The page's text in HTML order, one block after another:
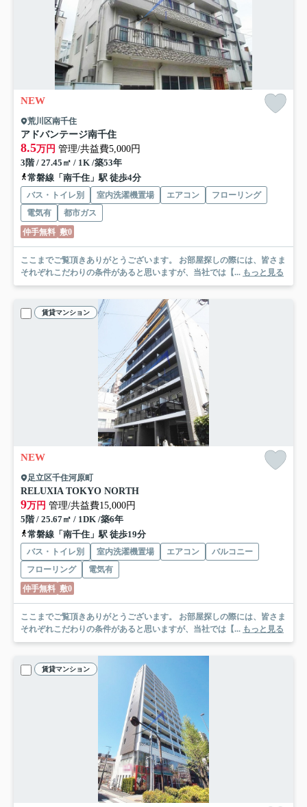
NEW
荒川区南千住
アドバンテージ南千住
8.5万円 管理/共益費5,000円
3階 / 27.45㎡ / 1K /築53年
常磐線「南千住」駅 徒歩4分
バス・トイレ別 室内洗濯機置場 エアコン
フローリング
電気有
都市ガス
仲手無料 敷0
ここまでご覧頂きありがとうございます。 お部屋探しの際には、皆さま
それぞれこだわりの条件があると思いますが、当社では【... もっと見る
賃貸マンション
NEW
足立区千住河原町
RELUXIA TOKYO NORTH
9万円 管理/共益費15,000円
5階 / 25.67㎡ / 1DK /築6年
常磐線「南千住」駅 徒歩19分
バス・トイレ別 室内洗濯機置場 エアコン
バルコニー
フローリング
電気有
仲手無料 敷0
ここまでご覧頂きありがとうございます。 お部屋探しの際には、皆さま
それぞれこだわりの条件があると思いますが、当社では【... もっと見る
賃貸マンション